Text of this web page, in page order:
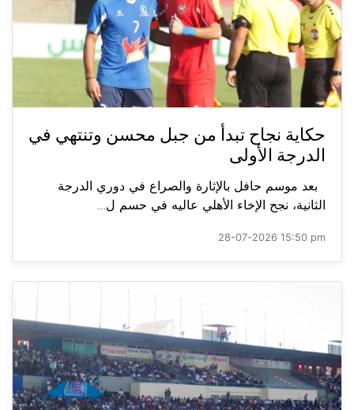
حكاية نجاح تبدأ من جبل محسن وتنتهي في
الدرجة الأولى
بعد موسم حافل بالإثارة والصراع في دوري الدرجة
الثانية، نجح الإخاء الأهلي عاليه في حسم ل...
28-07-2026 15:50 pm